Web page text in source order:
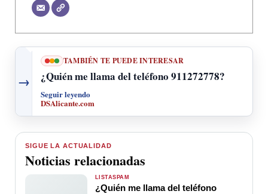
→
TAMBIÉN TE PUEDE INTERESAR
¿Quién me llama del teléfono 911272778?
Seguir leyendo
DSAlicante.com
SIGUE LA ACTUALIDAD
Noticias relacionadas
LISTASPAM
¿Quién me llama del teléfono